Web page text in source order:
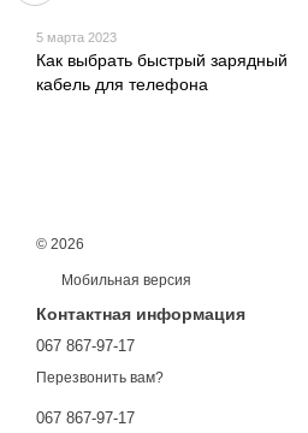
5 марта 2023
Как выбрать быстрый зарядный
кабель для телефона
© 2026
Мобильная версия
Контактная информация
067 867-97-17
Перезвонить вам?
067 867-97-17